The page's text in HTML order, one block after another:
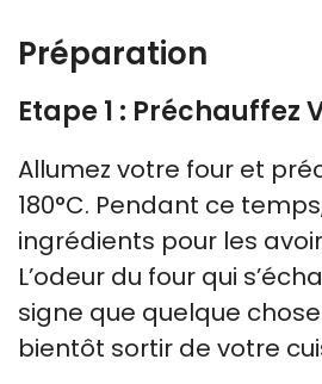
Préparation
Etape 1 : Préchauffez
Allumez votre four et
180°C. Pendant ce
ingrédients pour les
L’odeur du four qui
signe que quelque
bientôt sortir de votre